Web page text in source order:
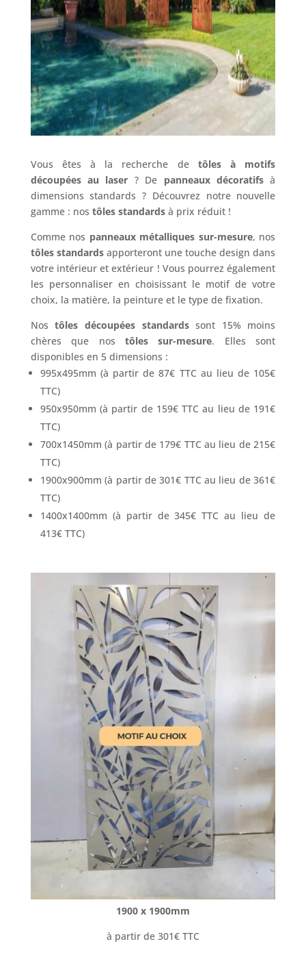
Vous êtes à la recherche de tôles à motifs
découpées au laser ? De panneaux décoratifsà
dimensions standards ? Découvrez notre nouvelle
gamme : nos tôles standardsà prix réduit !
Comme nos panneaux métalliques sur-mesure, nos
tôles standardsapporteront une touche design dans
votre intérieur et extérieur ! Vous pourrez également
les personnaliser en choisissant le motif de votre
choix, la matière, la peinture et le type de fixation.
Nostôles découpées standardssont 15% moins
chères que nos tôles sur-mesure. Elles sont
disponibles en 5 dimensions :
995x495mm (à partir de 87€ TTC au lieu de 105€
TTC)
950x950mm (à partir de 159€ TTC au lieu de 191€
TTC)
700x1450mm (à partir de 179€ TTC au lieu de 215€
TTC)
1900x900mm (à partir de 301€ TTC au lieu de 361€
TTC)
1400x1400mm (à partir de 345€ TTC au lieu de
413€ TTC)
1900 x 1900mm
à partir de 301€ TTC